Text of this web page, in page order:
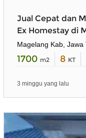
Jual Cepat dan
Ex Homestay di
Magelang Kab, Jawa
1700 m2 8 KT
3 minggu yang lalu